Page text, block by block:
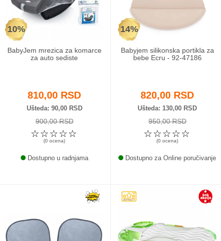
10%
BabyJem mrezica za komarce
za auto sediste
810,00 RSD
Ušteda 90,00 RSD
900,00 RSD
☆
☆
☆
☆
☆
(0 ocena)
Dostupno u radnjama
14%
Babyjem silikonska portikla za
bebe Ecru - 92-47186
820,00 RSD
Ušteda 130,00 RSD
950,00 RSD
☆
☆
☆
☆
☆
(0 ocena)
Dostupno za Online poručivanje